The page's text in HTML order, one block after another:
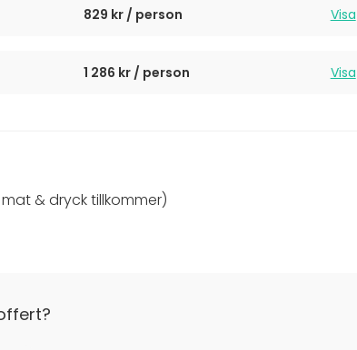
829 kr / person Visa
1 286 kr / person Visa
& dryck tillkommer)